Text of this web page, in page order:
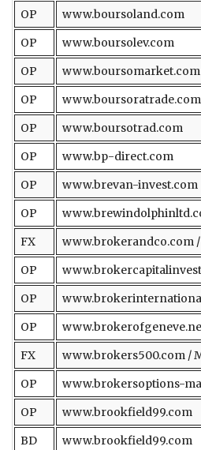
OP
www.boursoland.com
OP
www.boursolev.com
OP
www.boursomarket.com
OP
www.boursoratrade.com
OP
www.boursotrad.com
OP
www.bp-direct.com
OP
www.brevan-invest.com
OP
FX
www.brokerandco.com
OP
OP
OP
FX
www.brokers500.com /
OP
www.brokersoptions-
OP
www.brookfield99.com
BD
www.brookfield99.com